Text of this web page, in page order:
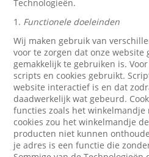
Technologieën.
1. Functionele doeleinden
Wij maken gebruik van
voor te zorgen dat onze website
gemakkelijk te gebruiken is.
scripts en cookies gebruikt.
website interactief is en dat
daadwerkelijk wat gebeurd.
functies zoals het winkelmandje
cookies zou het winkelmandje
producten niet kunnen
je adres is een functie die